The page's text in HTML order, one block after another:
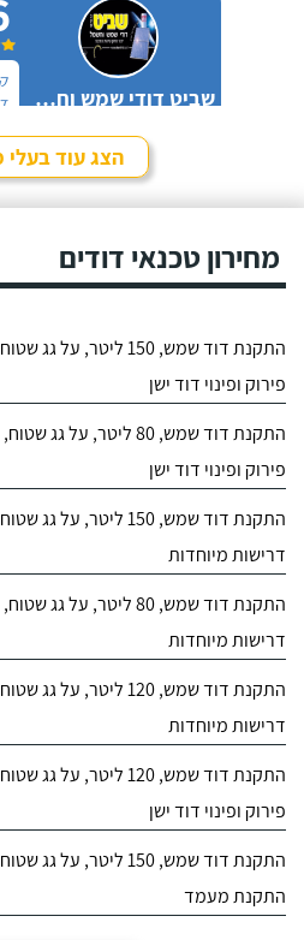
שביט דודי שמש וחשמל בע"מ
חייג
הצג עוד בעלי
מחירון טכנאי דודים
התקנת דוד שמש, 150 ליטר, על
פירוק ופינוי דוד ישן
התקנת דוד שמש, 80 ליטר, על גג
פירוק ופינוי דוד ישן
התקנת דוד שמש, 150 ליטר, על
דרישות מיוחדות
התקנת דוד שמש, 80 ליטר, על גג
דרישות מיוחדות
התקנת דוד שמש, 120 ליטר, על
דרישות מיוחדות
התקנת דוד שמש, 120 ליטר, על
פירוק ופינוי דוד ישן
התקנת דוד שמש, 150 ליטר, על
התקנת מעמד